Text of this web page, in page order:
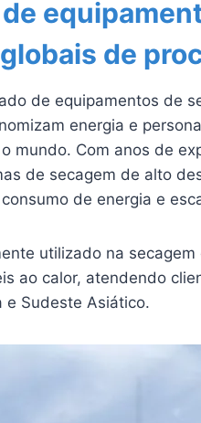
de
de equipamentos de
energia e
mundo. Com anos de
de secagem de alto
de energia e
utilizado na
ao calor, atendendo
e Sudeste Asiático.